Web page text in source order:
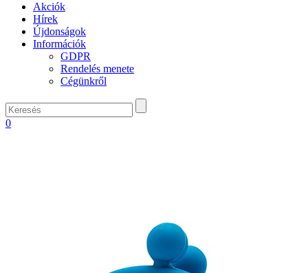
Akciók
Hírek
Újdonságok
Információk
GDPR
Rendelés menete
Cégünkről
0